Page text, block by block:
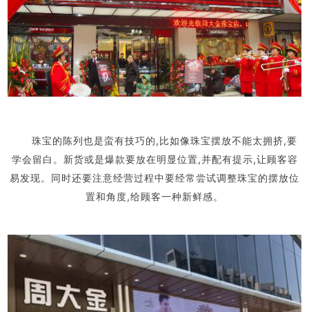
珠宝的陈列也是蛮有技巧的,比如像珠宝摆放不能太拥挤,要
学会留白。新货或是爆款要放在明显位置,并配有提示,让顾客容
易发现。同时还要注意经营过程中要经常尝试调整珠宝的摆放位
置和角度,给顾客一种新鲜感。